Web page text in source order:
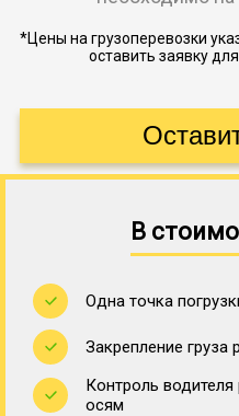
*Цены на грузоперевозки
оставить заявку
В
Одна точка
Закрепление груза
Контроль водителя
осям